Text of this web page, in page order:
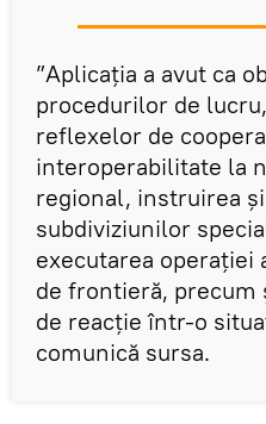
”Aplicația a avut ca
procedurilor de
reflexelor de
interoperabilitate la
regional, instruirea
subdiviziunilor
executarea
de frontieră,
de reacţie într-o
comunică sursa.